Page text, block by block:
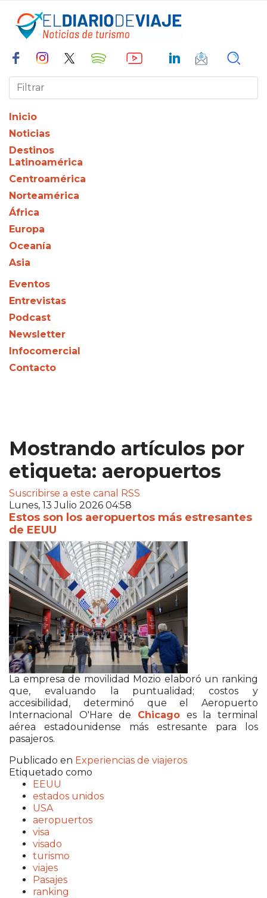
Inicio
Noticias
Destinos
Latinoamérica
Centroamérica
Norteamérica
África
Europa
Oceanía
Asia
Eventos
Entrevistas
Podcast
Newsletter
Infocomercial
Contacto
Mostrando artículos por
etiqueta: aeropuertos
Suscribirse a este canal RSS
Lunes, 13 Julio 2026 04:58
Estos son los aeropuertos más estresantes
de EEUU
La empresa de movilidad Mozio elaboró un ranking
que, evaluando la puntualidad; costos y
accesibilidad, determinó que el Aeropuerto
Internacional O'Hare de Chicago es la terminal
aérea estadounidense más estresante para los
pasajeros.
Publicado en Experiencias de viajeros
Etiquetado como
EEUU
estados unidos
USA
aeropuertos
visa
visado
turismo
viajes
Pasajes
ranking